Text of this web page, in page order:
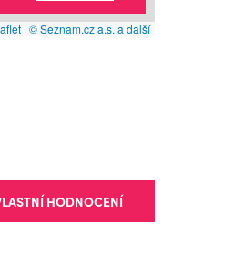
| © Seznam.cz a.s. a další
HODNOCENÍ